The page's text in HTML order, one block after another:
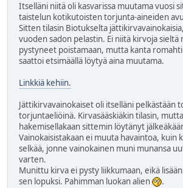
Itselläni niitä oli kasvarissa muutama vuosi
taistelun kotikutoisten torjunta-aineiden
Sitten tilasin Biotukselta
vuoden sadon pelastin. Ei niitä kirvoja sieltä
pystyneet poistamaan, mutta kanta
saattoi etsimäällä löytyä aina muutama.
Linkkiä kehiin.
Jättikirvavainokaiset oli itselläni pelkästään
torjuntaeliöinä. Kirvasääskiäkin tilasin,
hakemisellakaan sittemin löytänyt
Vainokaisistakaan ei muuta havaintoa, kuin
selkää, jonne vainokainen muni munansa
varten.
Munittu kirva ei pysty liikkumaan, eikä
sen lopuksi. Pahimman luokan alien
.